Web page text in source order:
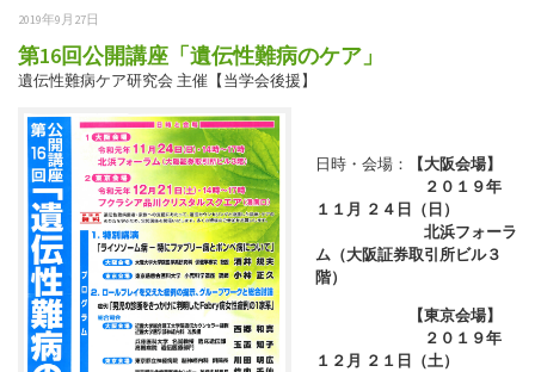
2019年9月27日
第16回公開講座「遺伝性難病のケア」
遺伝性難病ケア研究会 主催【当学会後援】
日時・会場：
【大阪会場】
２０１９年
１１月 ２４日（日）
北浜フォーラ
ム（大阪証券取引所ビル３
階）
【東京会場】
２０１９年
１２月 ２１日（土）